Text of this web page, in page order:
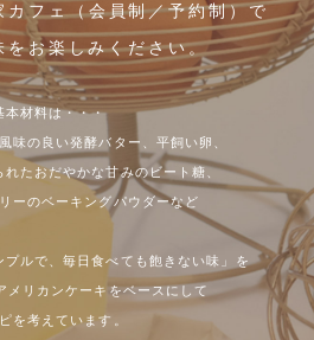
カフェ（会員制／予約制）で
お楽しみください。
本材料は・・・
味の良い発酵バター、平飼い卵、
れたおだやかな甘みのビート糖、
ーのベーキングパウダーなど
プルで、毎日食べても飽きない味」を
メリカンケーキをベースにして
を考えています。